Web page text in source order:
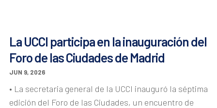
La UCCI participa en la inauguración del
Foro de las Ciudades de Madrid
JUN 9, 2026
• La secretaria general de la UCCI inauguró la séptima
edición del Foro de las Ciudades, un encuentro de